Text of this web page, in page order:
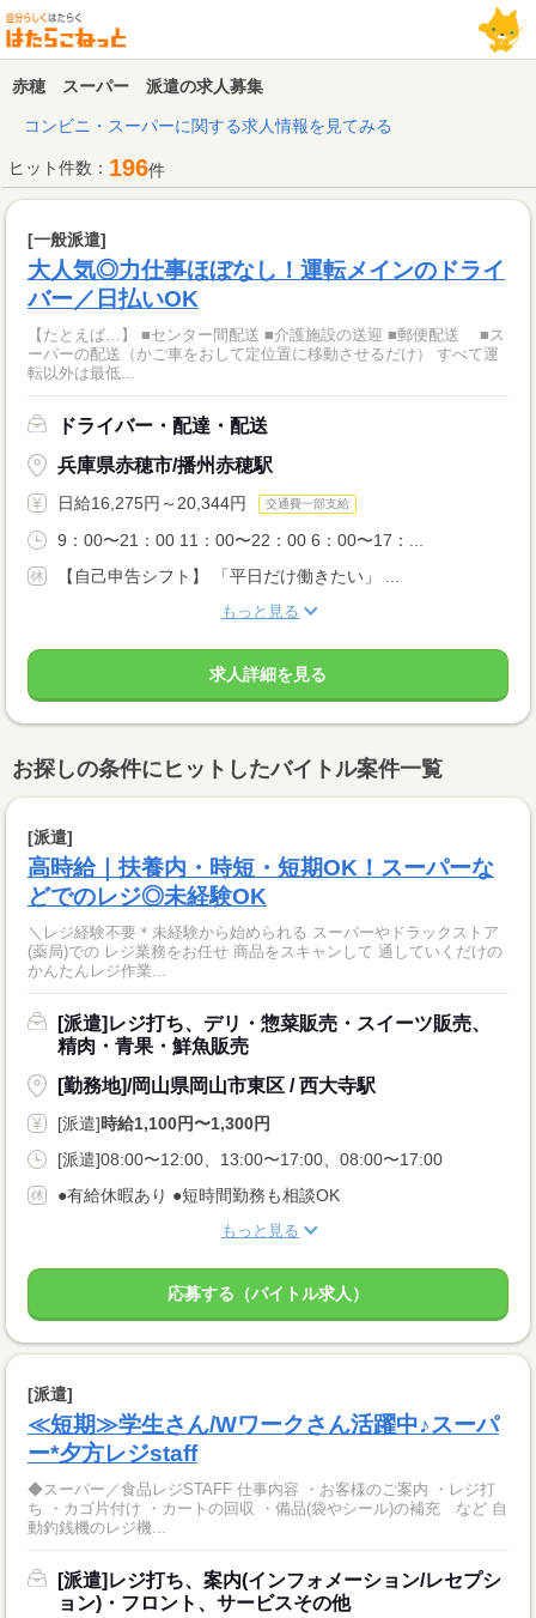
赤穂 スーパー 派遣の求人募集
コンビニ・スーパーに関する求人情報を見てみる
ヒット件数： 196件
[一般派遣]
大人気◎力仕事ほぼなし！運転メインのドライ
バー／日払いOK
【たとえば…】 ■センター間配送 ■介護施設の送迎 ■郵便配送 ■ス
ーパーの配送（かご車をおして定位置に移動させるだけ） すべて運
転以外は最低...
ドライバー・配達・配送
兵庫県赤穂市/播州赤穂駅
日給16,275円～20,344円 交通費一部支給
9：00〜21：00 11：00〜22：00 6：00〜17：...
【自己申告シフト】 「平日だけ働きたい」 ...
もっと見る
求人詳細を見る
お探しの条件にヒットしたバイトル案件一覧
[派遣]
高時給｜扶養内・時短・短期OK！スーパーな
どでのレジ◎未経験OK
＼レジ経験不要＊未経験から始められる スーパーやドラックストア
(薬局)での レジ業務をお任せ 商品をスキャンして 通していくだけの
かんたんレジ作業...
[派遣]レジ打ち、デリ・惣菜販売・スイーツ販売、
精肉・青果・鮮魚販売
[勤務地]/岡山県岡山市東区 / 西大寺駅
[派遣]時給1,100円〜1,300円
[派遣]08:00〜12:00、13:00〜17:00、08:00〜17:00
●有給休暇あり ●短時間勤務も相談OK
もっと見る
応募する（バイトル求人）
[派遣]
≪短期≫学生さん/Wワークさん活躍中♪スーパ
ー*夕方レジstaff
◆スーパー／食品レジSTAFF 仕事内容 ・お客様のご案内 ・レジ打
ち ・カゴ片付け ・カートの回収 ・備品(袋やシール)の補充 など 自
動釣銭機のレジ機...
[派遣]レジ打ち、案内(インフォメーション/レセプシ
ョン)・フロント、サービスその他